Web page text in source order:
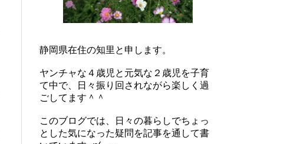
静岡県在住の知里と申します。
ヤンチャな４歳児と元気な２歳児を子育
て中で、日々振り回されながら楽しく過
ごしてます＾＾
このブログでは、日々の暮らしでちょっ
とした気になった疑問を記事を通して書